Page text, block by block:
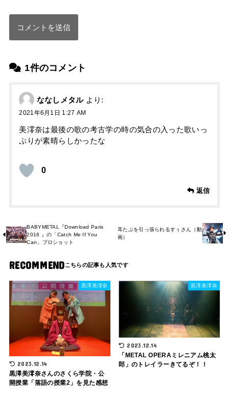
1件のコメント
ななしメタル より:
2021年6月1日 1:27 AM
美澪奈は最後の歌の考古学の時の気合の入った歌いっ
ぷりが素晴らしかったな
0
返信
BABYMETAL『Download Paris
2016 』の「Catch Me If You
Can」プロショット
耳たぶを引っ張られるすぅさん（動
画）
RECOMMEND
黒澤美澪奈
2023.12.14
黒澤美澪奈さんのさくら学院・公
開授業「落語の授業2」を見た感想
黒澤美澪奈
2023.12.14
「METAL OPERAミレニアム桃太
郎」のトレイラーきてるぞ！！